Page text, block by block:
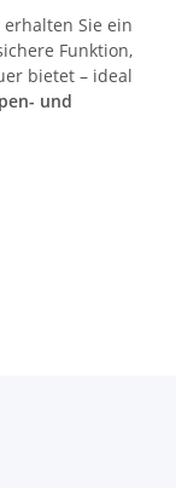
erhalten Sie ein
Funktion,
bietet – ideal
und